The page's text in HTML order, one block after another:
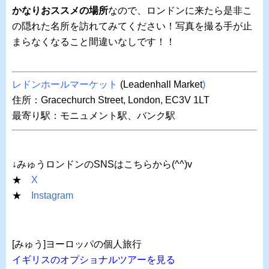
かなりおススメの場所なので、ロンドンに来たら是非こ
の隠れた名所を訪れてみてください！写真を撮る手が止
まらなくなること間違いなしです！！
レドンホールマーケット (Leadenhall Market)
住所：Gracechurch Street, London, EC3V 1LT
最寄り駅：モニュメント駅、バンク駅
↓みゅうロンドンのSNSはこちらから(^^)v
★ X
★
Instagram
[みゅう]ヨーロッパの個人旅行
イギリスのオプショナルツアーを見る